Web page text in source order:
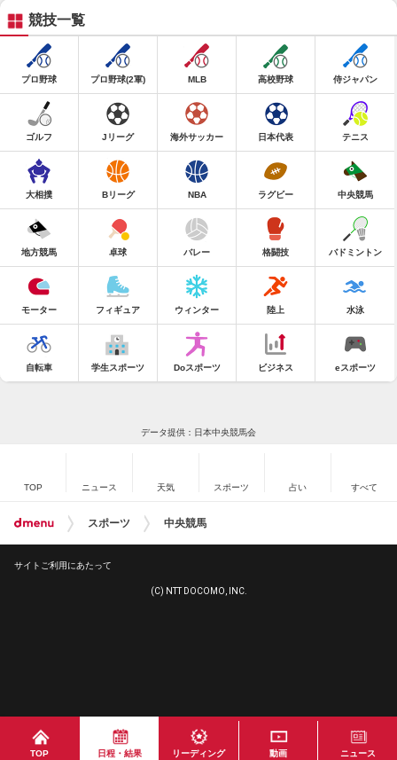
TOP 日程・結果 リーディング 動画 ニュース
競技一覧
プロ野球 プロ野球(2軍) MLB 高校野球 侍ジャパン
ゴルフ Jリーグ 海外サッカー 日本代表 テニス
大相撲 Bリーグ NBA ラグビー 中央競馬
地方競馬 卓球 バレー 格闘技 バドミントン
モーター フィギュア ウィンター 陸上 水泳
自転車 学生スポーツ Doスポーツ ビジネス eスポーツ
データ提供：日本中央競馬会
TOP ニュース 天気 スポーツ 占い すべて
スポーツ 中央競馬
サイトご利用にあたって
(C) NTT DOCOMO, INC.